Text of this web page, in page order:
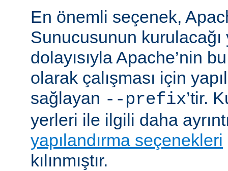
En önemli seçenek,
Sunucusunun
dolayısıyla Apache’nin
olarak çalışması için
sağlayan --prefix’tir.
yerleri ile ilgili daha
yapılandırma seçenekleri
kılınmıştır.